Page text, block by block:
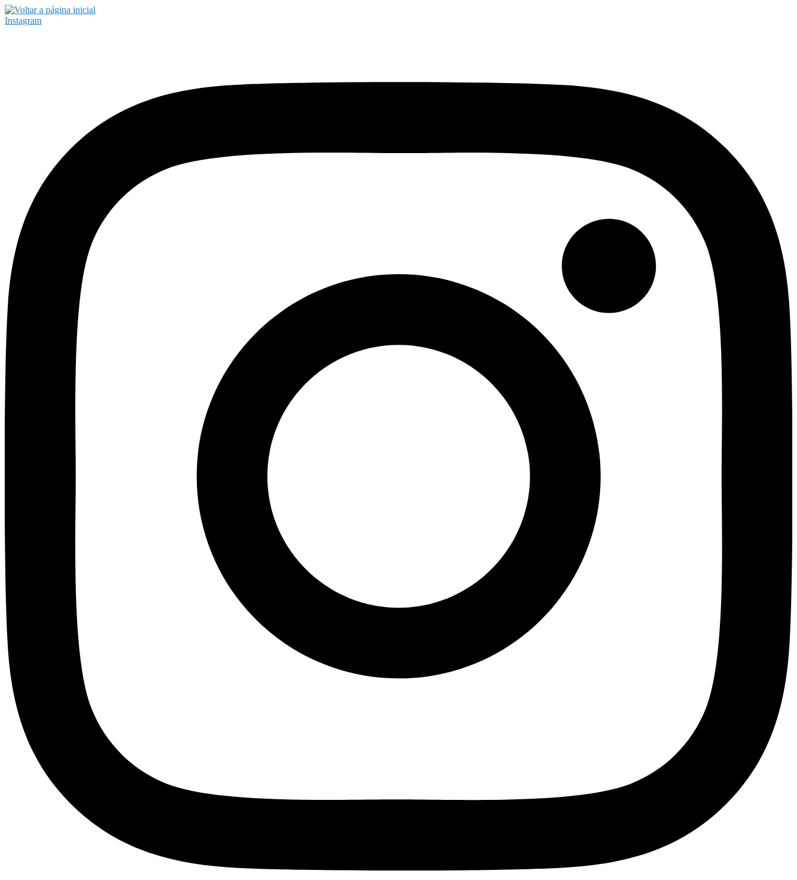
Instagram